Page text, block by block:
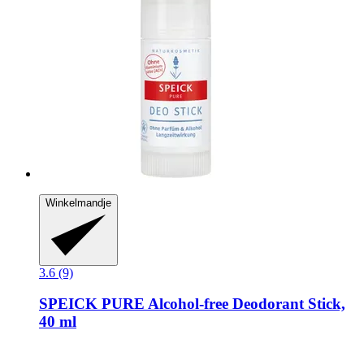
Winkelmandje
3.6 (9)
SPEICK PURE Alcohol-​free Deodorant Stick,
40 ml